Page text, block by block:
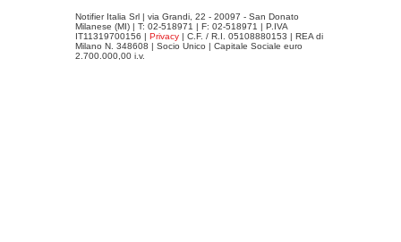
Notifier Italia Srl | via Grandi, 22 - 20097 - San Donato
Milanese (MI) | T: 02-518971 | F: 02-518971 | P.IVA
IT11319700156 | Privacy | C.F. / R.I. 05108880153 | REA di
Milano N. 348608 | Socio Unico | Capitale Sociale euro
2.700.000,00 i.v.